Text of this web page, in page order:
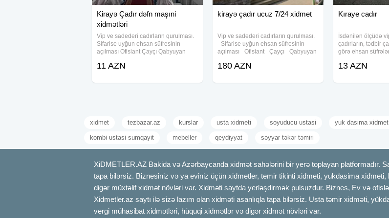
Kirayə Çadır dəfn maşıni
xidmətləri
Vip ve sadederi cadırların qurulması.
Sifarise uyğun ehsan süfresinin
açılması Ofisiant Çayçı Qabyuyan
Kiraye cadır, çadır, palatka, cadırlar,
masin.
11 AZN
kirayə çadır ucuz 7/24 xidmet
Vip ve sadederi cadırların qurulması.
Sifarise uyğun ehsan süfresinin
açılması Ofisiant Çayçı Qabyuyan
Samavar Defn masını Kiraye cadır,
cenaze
180 AZN
Kıraye cadır
İsdənilən ölçüdə
çadırların, tədbir
görə ehsan
13 AZN
xidmet tezbazar.az kurslar usta xidmeti soyuducu ustasi yuk dasima xidmeti
kombi ustasi sumqayit mebeller qeydiyyat səyyar təkər təmiri
XiDMETLER.AZ Bakida və Azərbaycanda xidmət sahələrini bir yerə toplayan platformadır.
tapa bilərsiz. Biznesiniz və ya eviniz üçün xidmetler, temir tikinti xidmeti, yukdasima
digər müxtəlif xidmət növləri var. Xidməti saytda yerləşdirmək pulsuzdur. Biznes, Ev və
Xidmetler.az saytı ilə sizə lazım olan xidməti asanlıqla tapa bilərsiz. Usta təmir xidməti,
vergi mühasibat xidmətləri, hüquqi xidmətlər və digər xidmət növləri var.